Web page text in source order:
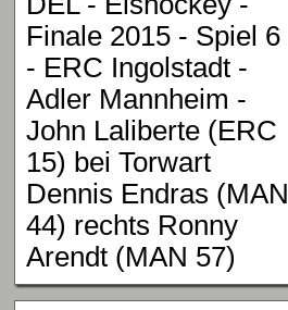
Finale 2015 - Spiel 6
- ERC Ingolstadt -
Adler Mannheim -
John Laliberte (ERC
15) bei Torwart
Dennis Endras (MAN
44) rechts Ronny
Arendt (MAN 57)